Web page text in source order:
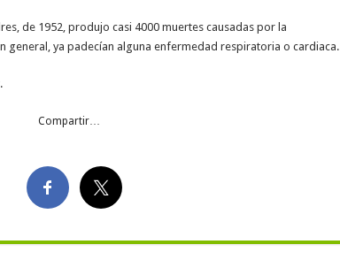
de 1952, produjo casi 4000 muertes causadas por la
general, ya padecían alguna enfermedad respiratoria o cardiaca.
Compartir…